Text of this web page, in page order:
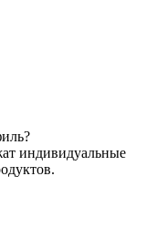
индивидуальные